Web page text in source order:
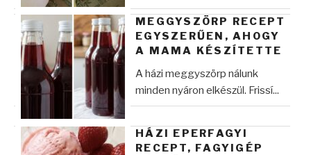
MEGGYSZÖRP RECEPT
EGYSZERŰEN, AHOGY
A MAMA KÉSZÍTETTE
A házi meggyszörp nálunk
minden nyáron elkészül. Frissí...
HÁZI EPERFAGYI
RECEPT, FAGYIGÉP